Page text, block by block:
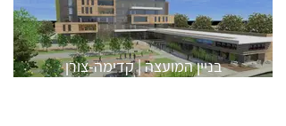
בניין המועצה | קדימה-צורן